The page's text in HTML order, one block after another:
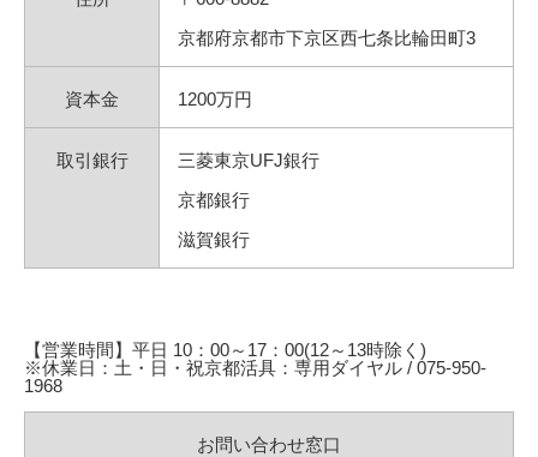
京都府京都市下京区西七条比輪田町3
資本金 1200万円
取引銀行
三菱東京UFJ銀行
京都銀行
滋賀銀行
【営業時間】平日 10：00～17：00(12～13時除く)
※休業日：土・日・祝京都活具：専用ダイヤル / 075-950-
1968
お問い合わせ窓口